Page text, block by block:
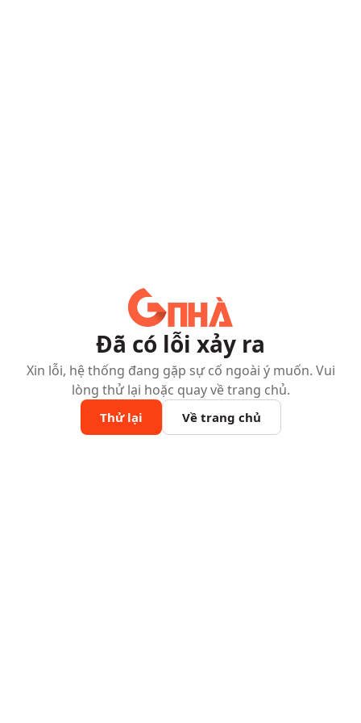
Đã có lỗi xảy ra
Xin lỗi, hệ thống đang gặp sự cố ngoài ý muốn. Vui
lòng thử lại hoặc quay về trang chủ.
Thử lại Về trang chủ